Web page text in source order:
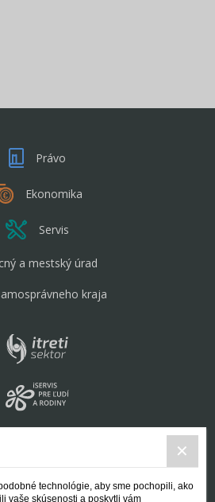
Právo
Ekonomika
Servis
a mestský úrad
kraja
technológie, aby sme pochopili, ako
vaše skúsenosti a poskytli vám